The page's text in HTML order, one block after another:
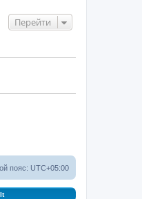
Перейти
пояс: UTC+05:00